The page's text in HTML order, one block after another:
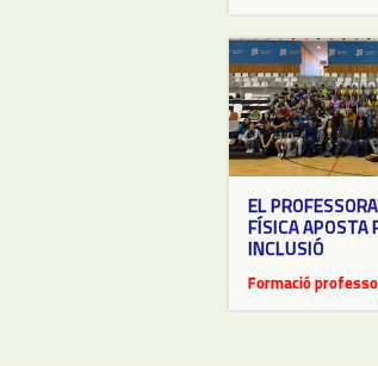
EL
FÍSICA APOSTA
INCLUSIÓ
Formació